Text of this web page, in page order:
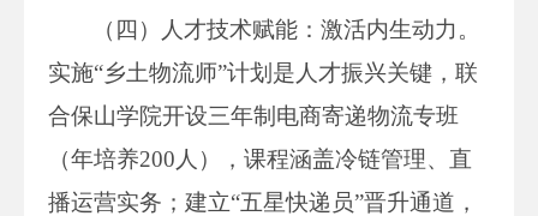
（四）人才技术赋能：激活内生动力。
实施“乡土物流师”计划是人才振兴关键，联
合保山学院开设三年制电商寄递物流专班
（年培养200人），课程涵盖冷链管理、直
播运营实务；建立“五星快递员”晋升通道，